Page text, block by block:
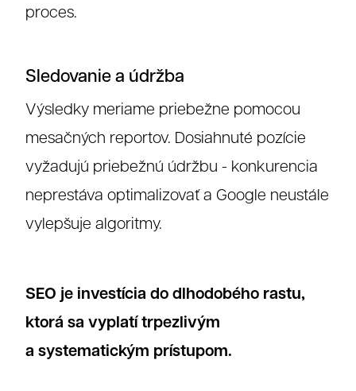
proces.
Sledovanie a údržba
Výsledky meriame priebežne pomocou
mesačných reportov. Dosiahnuté pozície
vyžadujú priebežnú údržbu - konkurencia
neprestáva optimalizovať a Google neustále
vylepšuje algoritmy.
SEO je investícia do dlhodobého rastu,
ktorá sa vyplatí trpezlivým
a systematickým prístupom.